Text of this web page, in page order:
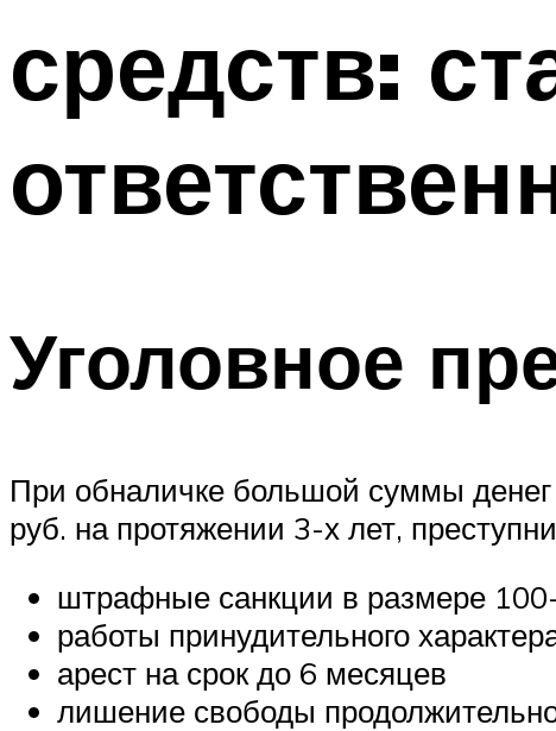
средств:
Уголовное
При обналичке большой суммы денег
руб. на протяжении 3-х лет,
штрафные санкции в размере
работы принудительного
арест на срок до 6 месяцев
лишение свободы